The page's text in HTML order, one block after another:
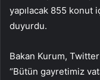
yapılacak 855 konut
duyurdu.
Bakan Kurum, Twitter
“Bütün gayretimiz